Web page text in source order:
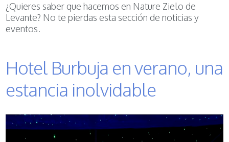
¿Quieres saber que hacemos en Nature Zielo de
Levante? No te pierdas esta sección de noticias y
eventos.
Hotel Burbuja en verano, una
estancia inolvidable